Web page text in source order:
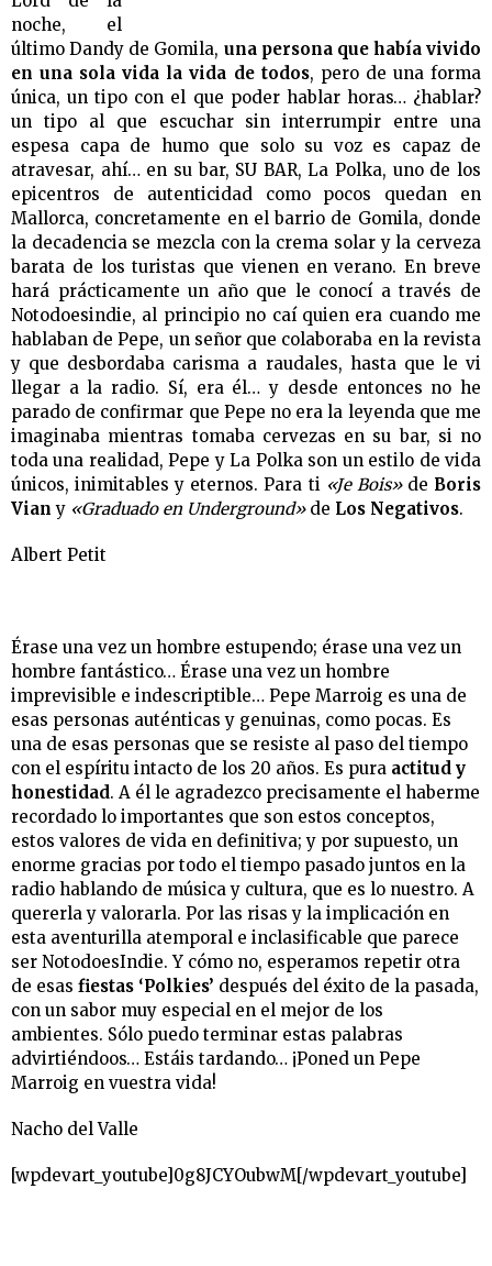
noche, el
último Dandy de Gomila, una persona que había vivido
en una sola vida la vida de todos, pero de una forma
única, un tipo con el que poder hablar horas… ¿hablar?
un tipo al que escuchar sin interrumpir entre una
espesa capa de humo que solo su voz es capaz de
atravesar, ahí… en su bar, SU BAR, La Polka, uno de los
epicentros de autenticidad como pocos quedan en
Mallorca, concretamente en el barrio de Gomila, donde
la decadencia se mezcla con la crema solar y la cerveza
barata de los turistas que vienen en verano. En breve
hará prácticamente un año que le conocí a través de
Notodoesindie, al principio no caí quien era cuando me
hablaban de Pepe, un señor que colaboraba en la revista
y que desbordaba carisma a raudales, hasta que le vi
llegar a la radio. Sí, era él… y desde entonces no he
parado de confirmar que Pepe no era la leyenda que me
imaginaba mientras tomaba cervezas en su bar, si no
toda una realidad, Pepe y La Polka son un estilo de vida
únicos, inimitables y eternos. Para ti «Je Bois»de Boris
Vian y «Graduado en Underground»de Los Negativos.
Albert Petit
Érase una vez un hombre estupendo; érase una vez un
hombre fantástico… Érase una vez un hombre
imprevisible e indescriptible… Pepe Marroig es una de
esas personas auténticas y genuinas, como pocas. Es
una de esas personas que se resiste al paso del tiempo
con el espíritu intacto de los 20 años. Es pura actitud y
honestidad. A él le agradezco precisamente el haberme
recordado lo importantes que son estos conceptos,
estos valores de vida en definitiva; y por supuesto, un
enorme gracias por todo el tiempo pasado juntos en la
radio hablando de música y cultura, que es lo nuestro. A
quererla y valorarla. Por las risas y la implicación en
esta aventurilla atemporal e inclasificable que parece
ser NotodoesIndie.Y cómo no, esperamos repetir otra
de esas fiestas ‘Polkies’ después del éxito de la pasada,
con un sabor muy especial en el mejor de los
ambientes. Sólo puedo terminar estas palabras
advirtiéndoos… Estáis tardando… ¡Poned un Pepe
Marroig en vuestra vida!
Nacho del Valle
[wpdevart_youtube]0g8JCYOubwM[/wpdevart_youtube]